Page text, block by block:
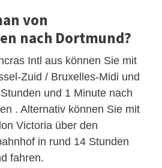
von
nach Dortmund?
Intl aus können Sie mit
Zuid / Bruxelles-Midi und
und 1 Minute nach
. Alternativ können Sie mit
Victoria über den
in rund 14 Stunden
fahren.